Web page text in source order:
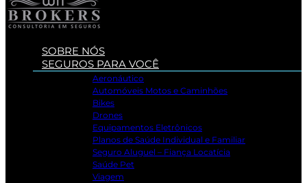
SOBRE NÓS
SEGUROS PARA VOCÊ
Aeronáutico
Automóveis Motos e Caminhões
Bikes
Drones
Equipamentos Eletrônicos
Planos de Saúde Individual e Familiar
Seguro Aluguel – Fiança Locatícia
Saúde Pet
Viagem